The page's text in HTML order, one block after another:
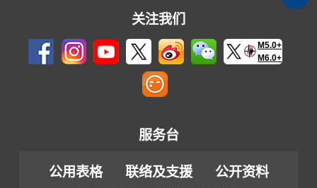
关注我们
M5.0+
M6.0+
服务台
公用表格 联络及支援
公开资料